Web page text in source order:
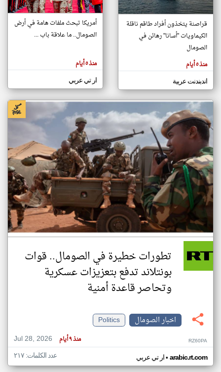
تغيير الدولة
اخبار الصومال على مدار الساعة
أهم اخبار الصومال العاجلة والمباشرة
المقالات
هنا عن
وجهة
كاتبيها.
قراصنة يتخذون أفراد طاقم ناقلة
الكيماويات "أسانا" رهائن في
الصومال
منذ ٥ أيام
اندبندنت عربية
أمريكا تبحث ملفات هامة في أرض
الصومال.. ما علاقة باب ...
منذ ٥ أيام
ار تي عربي
تطورات خطيرة في الصومال.. قوات
بونتلاند تدفع بتعزيزات عسكرية
وتحاصر قاعدة أمنية
اخبار الصومال
Politics
Jul 28, 2026
منذ ٩ أيام RZ60PA
ار تي عربي• arabic.rt.com عدد الكلمات: ٢١٧
klyoum.com